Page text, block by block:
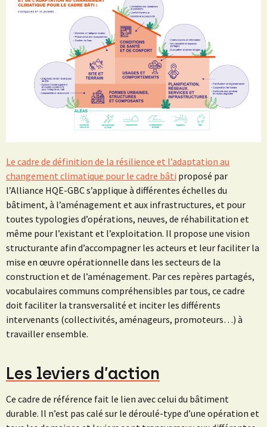
Le cadre de définition de la résilience et l’adaptation au
changement climatique pour le cadre bâti proposé par
l’Alliance HQE-GBC s’applique à différentes échelles du
bâtiment, à l’aménagement et aux infrastructures, et pour
toutes typologies d’opérations, neuves, de réhabilitation et
même pour l’existant et l’exploitation. Il propose une vision
structurante afin d’accompagner les acteurs et leur faciliter la
mise en œuvre opérationnelle dans les secteurs de la
construction et de l’aménagement. Par ces repères partagés,
vocabulaires communs compréhensibles par tous, ce cadre
doit faciliter la transversalité et inciter les différents
intervenants (collectivités, aménageurs, promoteurs…) à
travailler ensemble.
Les leviers d’action
Ce cadre de référence fait le lien avec celui du bâtiment
durable. Il n’est pas calé sur le déroulé-type d’une opération et